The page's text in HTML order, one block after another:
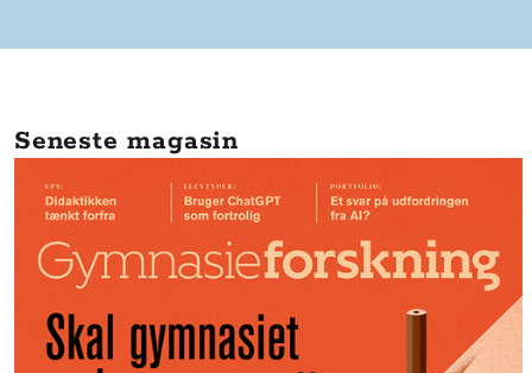
Seneste magasin